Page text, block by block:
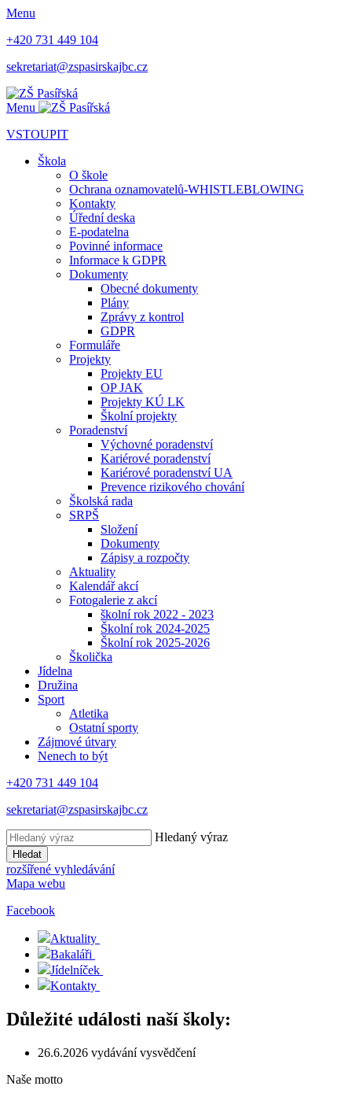
Menu
+420 731 449 104
sekretariat@zspasirskajbc.cz
Menu
VSTOUPIT
Škola
O škole
Ochrana oznamovatelů-WHISTLEBLOWING
Kontakty
Úřední deska
E-podatelna
Povinné informace
Informace k GDPR
Dokumenty
Obecné dokumenty
Plány
Zprávy z kontrol
GDPR
Formuláře
Projekty
Projekty EU
OP JAK
Projekty KÚ LK
Školní projekty
Poradenství
Výchovné poradenství
Kariérové poradenství
Kariérové poradenství UA
Prevence rizikového chování
Školská rada
SRPŠ
Složení
Dokumenty
Zápisy a rozpočty
Aktuality
Kalendář akcí
Fotogalerie z akcí
školní rok 2022 - 2023
Školní rok 2024-2025
Školní rok 2025-2026
Školička
Jídelna
Družina
Sport
Atletika
Ostatní sporty
Zájmové útvary
Nenech to být
+420 731 449 104
sekretariat@zspasirskajbc.cz
Hledaný výraz
Hledat
rozšířené vyhledávání
Mapa webu
Facebook
Aktuality
Bakaláři
Jídelníček
Kontakty
Důležité události naší školy:
26.6.2026 vydávání vysvědčení
Naše motto